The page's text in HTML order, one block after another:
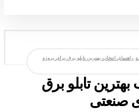
راهنمای انتخاب بهترین تابلو برق برای پروژه‌
بهترین تابلو برق
صنعتی